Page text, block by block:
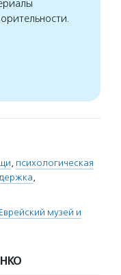
, психологическая
,
музей и